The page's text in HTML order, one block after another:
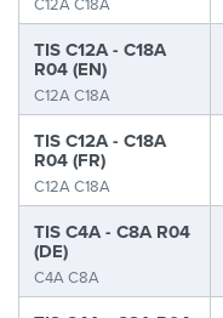
TIS C12A - C18A
R04 (EN)
C12A C18A
TIS C12A - C18A
R04 (FR)
C12A C18A
TIS C4A - C8A R04
(DE)
C4A C8A